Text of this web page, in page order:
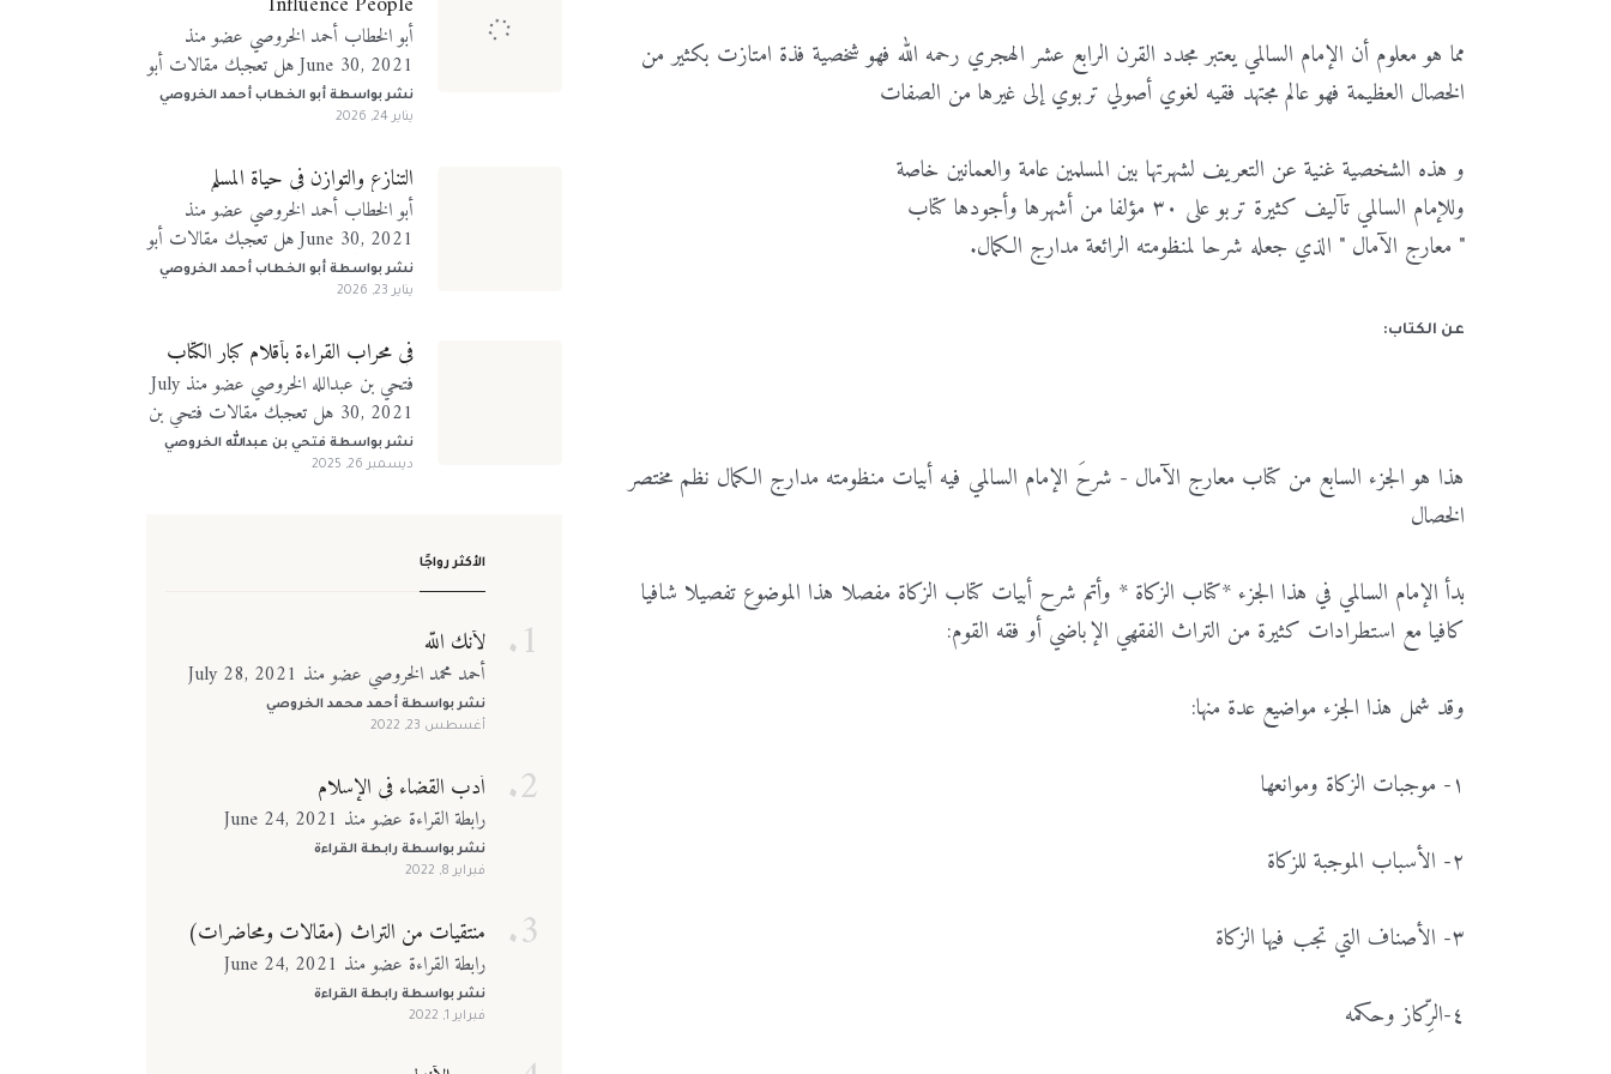
مما هو معلوم أن الإمام السالمي يعتبر مجدد القرن الرابع عشر الهجري رحمه الله فهو شخصية فذة امتازت بكثير من
الخصال العظيمة فهو عالم مجتهد فقيه لغوي أصولي تربوي إلى غيرها من الصفات
و هذه الشخصية غنية عن التعريف لشهرتها بين المسلمين عامة والعمانين خاصة
وللإمام السالمي تآليف كثيرة تربو على ٣٠ مؤلفا من أشهرها وأجودها كتاب
" معارج الآمال " الذي جعله شرحا لمنظومته الرائعة مدارج الكمال.
عن الكتاب:
هذا هو الجزء السابع من كتاب معارج الآمال - شرحَ الإمام السالمي فيه أبيات منظومته مدارج الكمال نظم مختصر
الخصال
بدأ الإمام السالمي في هذا الجزء *كتاب الزكاة * وأتم شرح أبيات كتاب الزكاة مفصلا هذا الموضوع تفصيلا شافيا
كافيا مع استطرادات كثيرة من التراث الفقهي الإباضي أو فقه القوم:
وقد شمل هذا الجزء مواضيع عدة منها:
١- موجبات الزكاة وموانعها
٢- الأسباب الموجبة للزكاة
٣- الأصناف التي تجب فيها الزكاة
٤-الرِّكاز وحكمه
أبو الخطاب أحمد الخروصي عضو منذ
June 30, 2021 هل تعجبك مقالات أبو
الخطاب أحمد الخروصي؟ تابعني على
منصات التواصل الإجتماعي
نشر بواسطةأبو الخطاب أحمد الخروصي
يناير 24, 2026
التنازع والتوازن في حياة المسلم
أبو الخطاب أحمد الخروصي عضو منذ
June 30, 2021 هل تعجبك مقالات أبو
الخطاب أحمد الخروصي؟ تابعني على
منصات التواصل الإجتماعي
نشر بواسطةأبو الخطاب أحمد الخروصي
يناير 23, 2026
في محراب القراءة بأقلام كبار الكتّاب
فتحي بن عبدالله الخروصي عضو منذ July
30, 2021 هل تعجبك مقالات فتحي بن
عبدالله الخروصي؟ تابعني على منصات
التواصل الإجتماعي
نشر بواسطةفتحي بن عبدالله الخروصي
ديسمبر 26, 2025
الأكثر رواجًا
لأنك الله
أحمد محمد الخروصي عضو منذ July 28, 2021
نشر بواسطةأحمد محمد الخروصي
أغسطس 23, 2022
أدب القضاء في الإسلام
رابطة القراءة عضو منذ June 24, 2021
نشر بواسطةرابطة القراءة
فبراير 8, 2022
منتقيات من التراث (مقالات ومحاضرات)
رابطة القراءة عضو منذ June 24, 2021
نشر بواسطةرابطة القراءة
فبراير 1, 2022